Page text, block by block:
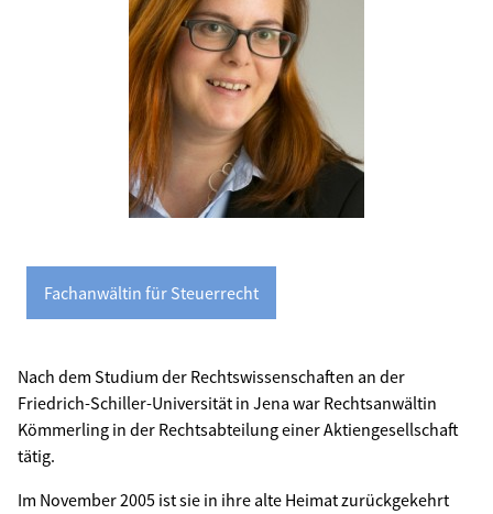
Fachanwältin für Steuerrecht
Nach dem Studium der Rechtswissenschaften an der
Friedrich-Schiller-Universität in Jena war Rechtsanwältin
Kömmerling in der Rechtsabteilung einer Aktiengesellschaft
tätig.
Im November 2005 ist sie in ihre alte Heimat zurückgekehrt